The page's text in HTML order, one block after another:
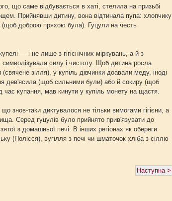
що саме відбувається в хаті, стелила на призьбі
Прийнявши дитину, вона відтинала пупа: хлопчику
(щоб доброю пряхою була). Гуцули на честь
— і не лише з гігієнічних міркувань, а й з
силу і чистоту. Щоб дитина росла
зілля), у купіль дівчинки доавали меду, іноді
дев'ясила (щоб сильними були) або й сокиру (щоб
купання, мав кинути у купіль монету на щастя.
знов-таки диктувалося не тільки вимогами гігієни, а
Серед гуцулів було прийнято прив'язувати до
з домашньої печі. В інших регіонах як обереги
(Полісся), вугілля з печі чи шматочок хліба з сіллю
Наступна >